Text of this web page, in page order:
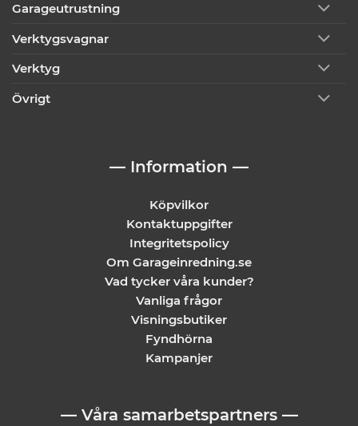
Garageutrustning
Verktygsvagnar
Verktyg
Övrigt
— Information —
Köpvilkor
Kontaktuppgifter
Integritetspolicy
Om Garageinredning.se
Vad tycker våra kunder?
Vanliga frågor
Visningsbutiker
Fyndhörna
Kampanjer
— Våra samarbetspartners —